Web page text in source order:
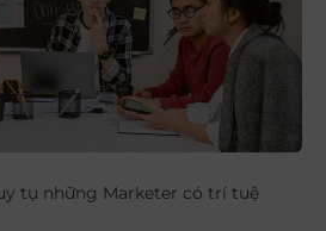
tụ những Marketer có trí tuệ